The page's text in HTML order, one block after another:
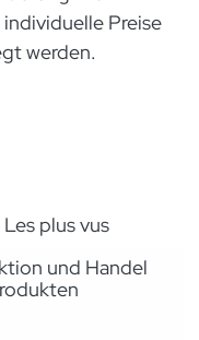
Les plus vus
und Handel
Preise
werden.